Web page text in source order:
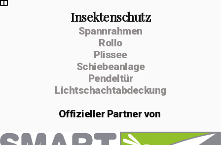
Insektenschutz
Spannrahmen
Rollo
Plissee
Schiebeanlage
Pendeltür
Lichtschachtabdeckung
OffiziellerPartner von